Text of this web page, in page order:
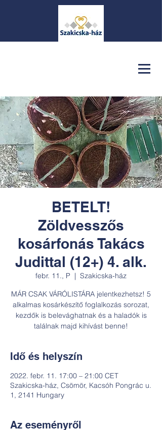
BETELT!
Zöldvesszős
kosárfonás Takács
Judittal (12+) 4. alk.
febr. 11., P
  |
Szakicska-ház
MÁR CSAK VÁRÓLISTÁRA jelentkezhetsz! 5
alkalmas kosárkészítő foglalkozás sorozat,
kezdők is belevághatnak és a haladók is
találnak majd kihívást benne!
Idő és helyszín
2022. febr. 11. 17:00 – 21:00 CET
Szakicska-ház, Csömör, Kacsóh Pongrác u.
1, 2141 Hungary
Az eseményről